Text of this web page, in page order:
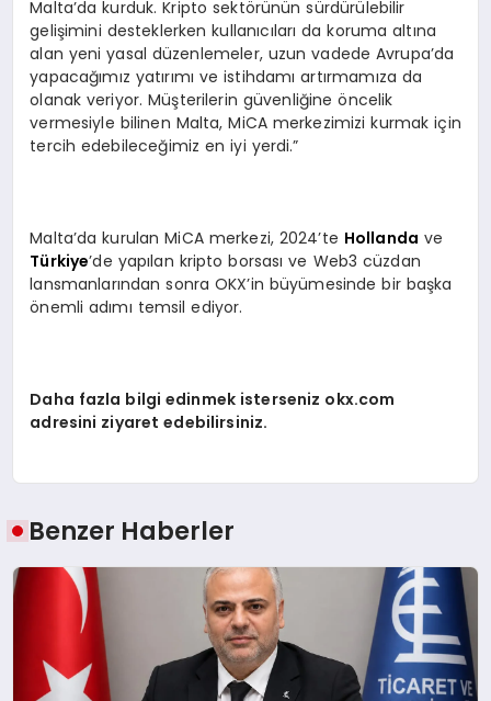
Malta’da kurduk. Kripto sektörünün sürdürülebilir
gelişimini desteklerken kullanıcıları da koruma altına
alan yeni yasal düzenlemeler, uzun vadede Avrupa’da
yapacağımız yatırımı ve istihdamı artırmamıza da
olanak veriyor. Müşterilerin güvenliğine öncelik
vermesiyle bilinen Malta, MiCA merkezimizi kurmak için
tercih edebileceğimiz en iyi yerdi.”
Malta’da kurulan MiCA merkezi, 2024’te Hollanda ve
Türkiye’de yapılan kripto borsası ve Web3 cüzdan
lansmanlarından sonra OKX’in büyümesinde bir başka
önemli adımı temsil ediyor.
Daha fazla bilgi edinmek isterseniz okx.com
adresini ziyaret edebilirsiniz.
Benzer Haberler